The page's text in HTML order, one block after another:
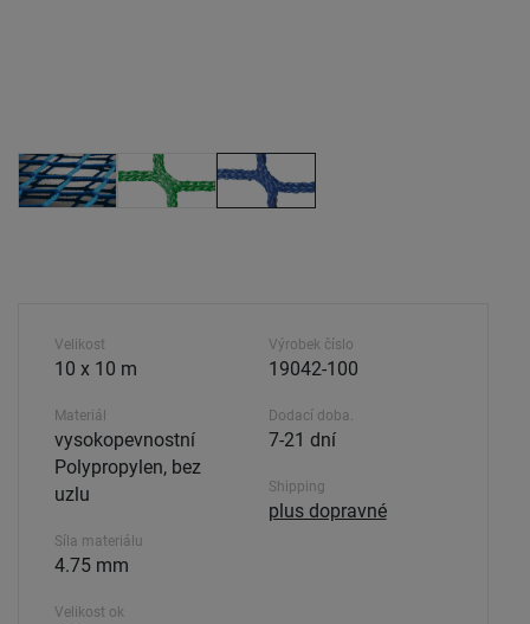
Velikost
10 x 10 m
Materiál
vysokopevnostní
Polypropylen, bez
uzlu
Síla materiálu
4.75 mm
Velikost ok
Výrobek číslo
19042-100
Dodací doba.
7-21 dní
Shipping
plus dopravné